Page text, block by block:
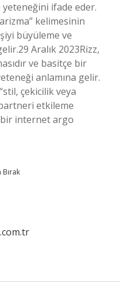
ifade eder.
kelimesinin
büyüleme ve
Aralık 2023Rizz,
ve basitçe bir
anlamına gelir.
çekicilik veya
etkileme
bir internet argo